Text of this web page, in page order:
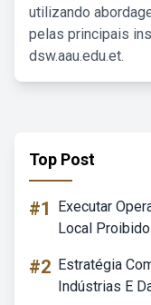
utilizando
pelas principais
dsw.aau.edu.et.
Top Post
#1
Executar
Local
#2 Estratégia
Indústrias E